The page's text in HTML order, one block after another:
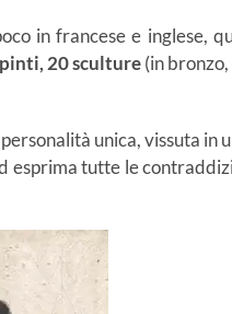
in francese e inglese,
20 sculture(in
unica, vissuta in
esprima tutte le